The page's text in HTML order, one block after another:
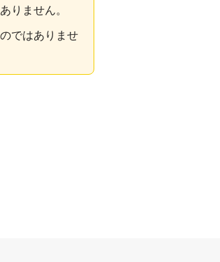
りません。
ではありませ